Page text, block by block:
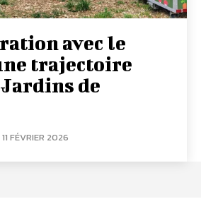
avec le
trajectoire
de
11 FÉVRIER 2026